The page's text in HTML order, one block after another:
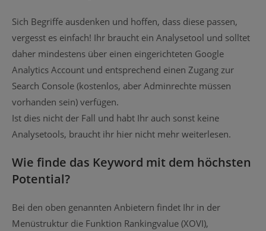
Sich Begriffe ausdenken und hoffen, dass diese passen,
vergesst es einfach! Ihr braucht ein Analysetool und solltet
daher mindestens über einen eingerichteten Google
Analytics Account und entsprechend einen Zugang zur
Search Console (kostenlos, aber Adminrechte müssen
vorhanden sein) verfügen.
Ist dies nicht der Fall und habt Ihr auch sonst keine
Analysetools, braucht ihr hier nicht mehr weiterlesen.
Wie finde das Keyword mit dem höchsten
Potential?
Bei den oben genannten Anbietern findet Ihr in der
Menüstruktur die Funktion Rankingvalue (XOVI),